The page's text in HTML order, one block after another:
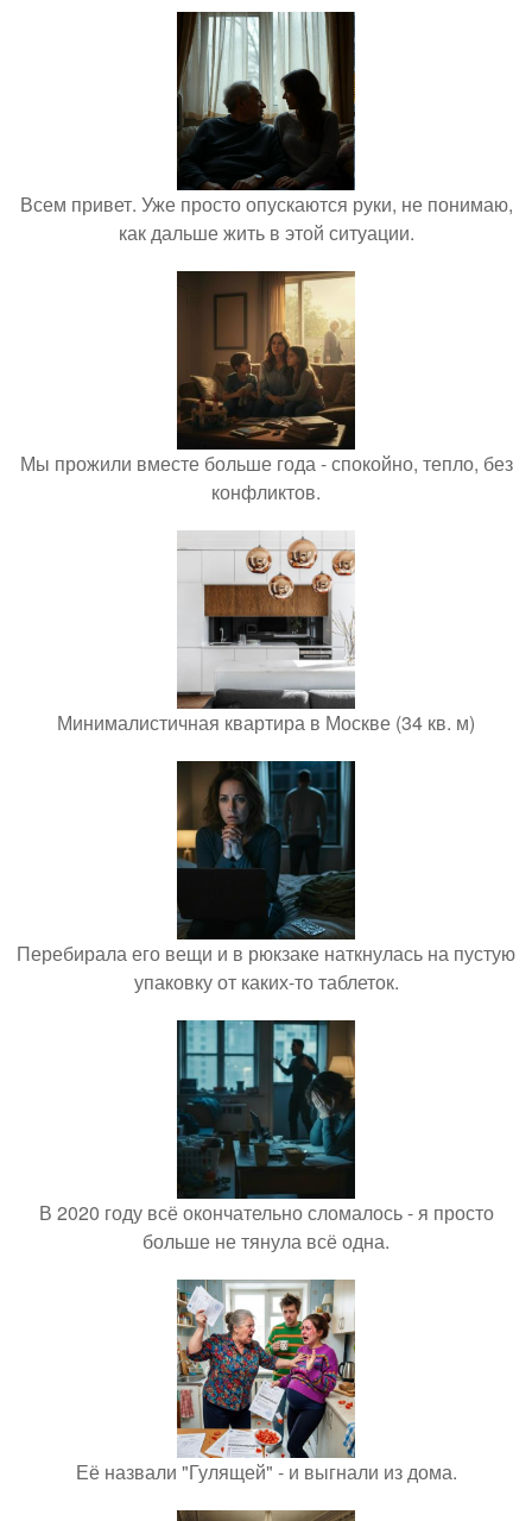
Всем привет. Уже просто опускаются руки, не понимаю,
как дальше жить в этой ситуации.
Мы прожили вместе больше года - спокойно, тепло, без
конфликтов.
Минималистичная квартира в Москве (34 кв. м)
Перебирала его вещи и в рюкзаке наткнулась на пустую
упаковку от каких-то таблеток.
В 2020 году всё окончательно сломалось - я просто
больше не тянула всё одна.
Её назвали "Гулящей" - и выгнали из дома.